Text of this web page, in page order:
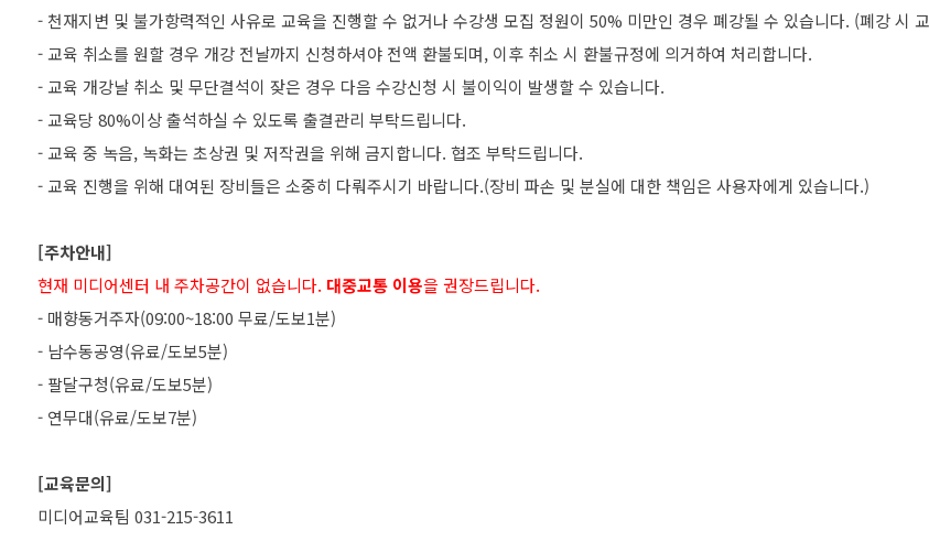
- 천재지변 및 불가항력적인 사유로 교육을 진행할 수 없거나 수강생 모집 정원이 50% 미만인 경우 폐강될 수 있습니다. (폐강 시
- 교육 취소를 원할 경우 개강 전날까지 신청하셔야 전액 환불되며, 이후 취소 시 환불규정에 의거하여 처리합니다.
- 교육 개강날 취소 및 무단결석이 잦은 경우 다음 수강신청 시 불이익이 발생할 수 있습니다.
- 교육당 80%이상 출석하실 수 있도록 출결관리 부탁드립니다.
- 교육 중 녹음, 녹화는 초상권 및 저작권을 위해 금지합니다. 협조 부탁드립니다.
- 교육 진행을 위해 대여된 장비들은 소중히 다뤄주시기 바랍니다.(장비 파손 및 분실에 대한 책임은 사용자에게 있습니다.)
[주차안내]
현재 미디어센터 내 주차공간이 없습니다. 대중교통 이용을 권장드립니다.
- 매향동거주자(09:00~18:00 무료/도보1분)
- 남수동공영(유료/도보5분)
- 팔달구청(유료/도보5분)
- 연무대(유료/도보7분)
[교육문의]
미디어교육팀 031-215-3611